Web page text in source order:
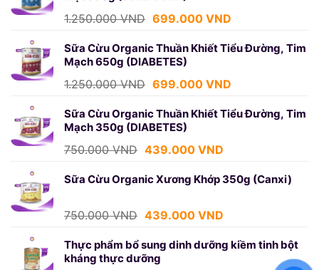
439.000 VND.
1.250.000VND Giá
là:
1.250.000 VND.
699.000 VNDGiá
tại
Sữa Cừu Organic Thuần Khiết Tiểu Đường, Tim
Mạch 650g (DIABETES)
1.250.000VND Giá
là:
1.250.000 VND.
699.000 VNDGiá
tại
Sữa Cừu Organic Thuần Khiết Tiểu Đường, Tim
Mạch 350g (DIABETES)
750.000VND Giá
là:
439.000 VNDGiá
tại
Sữa Cừu Organic Xương Khớp 350g (Canxi)
750.000VND Giá
là:
750.000 VND.
439.000 VNDGiá
tại
Thực phẩm bổ sung dinh dưỡng kiềm tinh bột
kháng thực dưỡng